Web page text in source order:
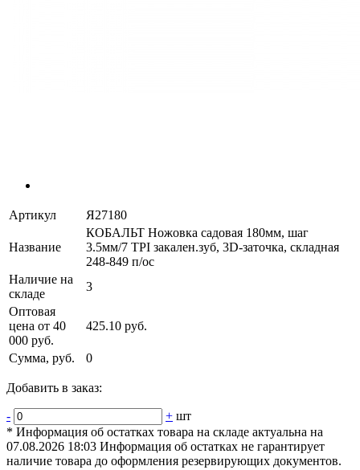
Артикул Я27180
Название
КОБАЛЬТ Ножовка садовая 180мм, шаг
3.5мм/7 TPI закален.зуб, 3D-заточка, складная
248-849 п/ос
Наличие на
складе
3
Оптовая
цена от 40
000 руб.
425.10 руб.
Сумма, руб. 0
Добавить в заказ:
- + шт
* Информация об остатках товара на складе актуальна на
07.08.2026 18:03 Информация об остатках не гарантирует
наличие товара до оформления резервирующих документов.